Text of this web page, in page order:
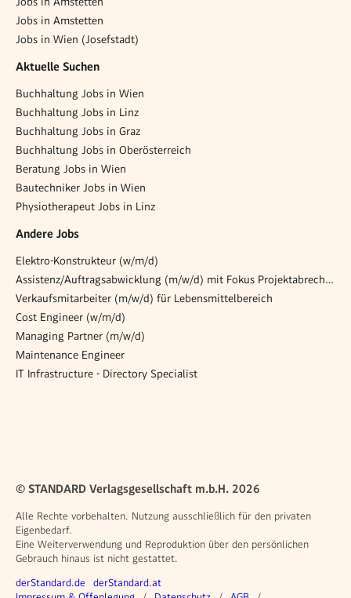
Jobs in Amstetten
Jobs in Wien (Josefstadt)
Aktuelle Suchen
Buchhaltung Jobs in Wien
Buchhaltung Jobs in Linz
Buchhaltung Jobs in Graz
Buchhaltung Jobs in Oberösterreich
Beratung Jobs in Wien
Bautechniker Jobs in Wien
Physiotherapeut Jobs in Linz
Andere Jobs
Elektro-Konstrukteur (w/m/d)
Assistenz/Auftragsabwicklung (m/w/d) mit Fokus Projektabrechnung – Anlagenbau
Verkaufsmitarbeiter (m/w/d) für Lebensmittelbereich
Cost Engineer (w/m/d)
Managing Partner (m/w/d)
Maintenance Engineer
IT Infrastructure - Directory Specialist
© STANDARD Verlagsgesellschaft m.b.H. 2026
Alle Rechte vorbehalten. Nutzung ausschließlich für den privaten
Eigenbedarf.
Eine Weiterverwendung und Reproduktion über den persönlichen
Gebrauch hinaus ist nicht gestattet.
Weitere Angebote
derStandard.de derStandard.at